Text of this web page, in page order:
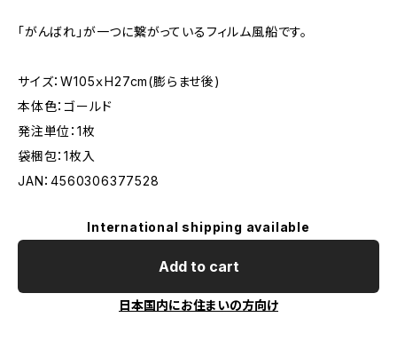
｢がんばれ｣が一つに繋がっているフィルム風船です。
サイズ：W105ｘH27cm(膨らませ後)
本体色：ゴールド
発注単位：1枚
袋梱包：1枚入
JAN：4560306377528
International shipping available
Add to cart
日本国内にお住まいの方向け